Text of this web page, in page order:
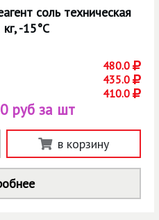
соль техническая
-15°C
480.0
435.0
410.0
руб за шт
в корзину